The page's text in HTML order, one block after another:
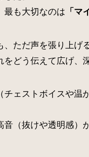
最も大切なのは 「マ
ただ声を張り上げ
をどう伝えて広げ、
ェストボイスや温
（抜けや透明感）